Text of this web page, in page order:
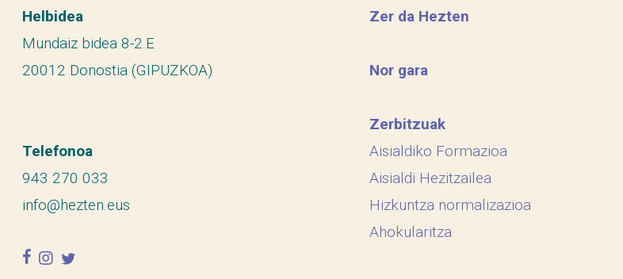
Helbidea
Mundaiz bidea 8-2.E
20012 Donostia (GIPUZKOA)
Telefonoa
943 270 033
info@hezten.eus
facebook
instagram
twitter
Zer da Hezten
Nor gara
Zerbitzuak
Aisialdiko Formazioa
Aisialdi Hezitzailea
Hizkuntza normalizazioa
Ahokularitza